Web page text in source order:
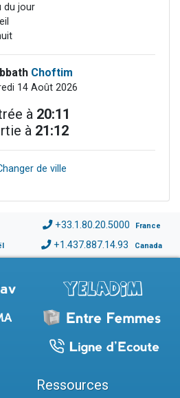
du jour
Choftim
14 Août 2026
à 20:11
à 21:12
de ville
+33.1.80.20.5000 France
+1.437.887.14.93 Canada
Ressources